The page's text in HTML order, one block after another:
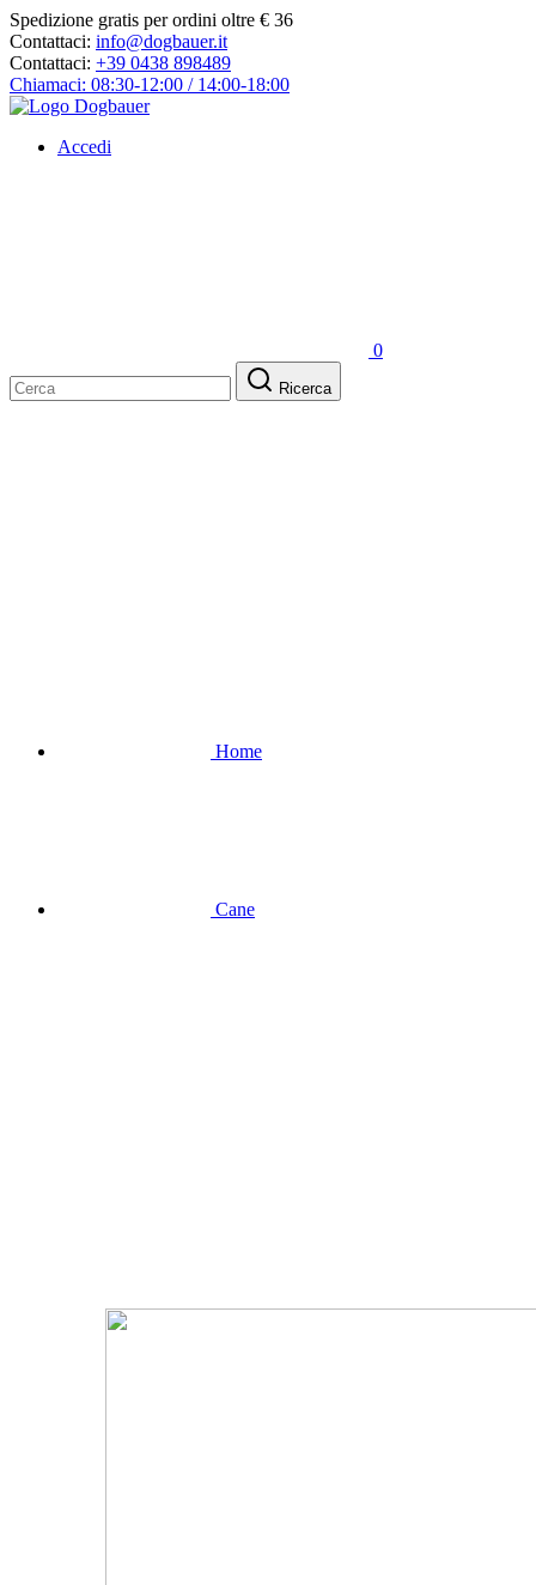
Spedizione gratis per ordini oltre € 36
Contattaci: info@dogbauer.it
Contattaci: +39 0438 898489
Chiamaci: 08:30-12:00 / 14:00-18:00
Accedi
0
Ricerca
Home
Cane